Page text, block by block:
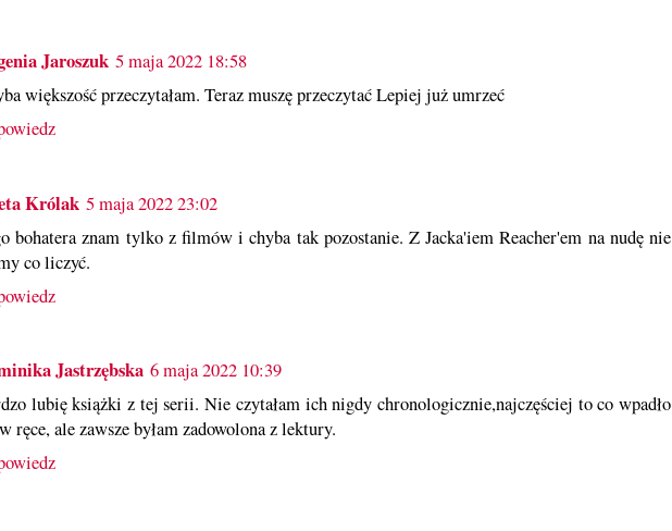
Jaroszuk 5 maja 2022 18:58
większość przeczytałam. Teraz muszę przeczytać Lepiej już umrzeć
Królak 5 maja 2022 23:02
bohatera znam tylko z filmów i chyba tak pozostanie. Z Jacka'iem Reacher'em na nudę nie
co liczyć.
Jastrzębska 6 maja 2022 10:39
lubię książki z tej serii. Nie czytałam ich nigdy chronologicznie,najczęściej to co wpadło
ręce, ale zawsze byłam zadowolona z lektury.